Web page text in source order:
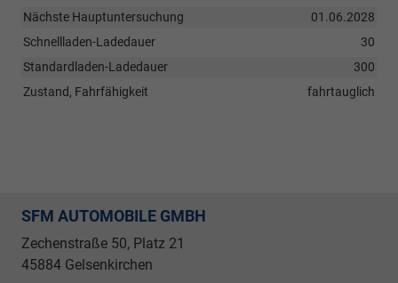
Nächste Hauptuntersuchung
01.06.2028
Schnellladen-Ladedauer
30
Standardladen-Ladedauer
300
Zustand, Fahrfähigkeit
fahrtauglich
SFM AUTOMOBILE GMBH
Zechenstraße 50, Platz 21
45884 Gelsenkirchen